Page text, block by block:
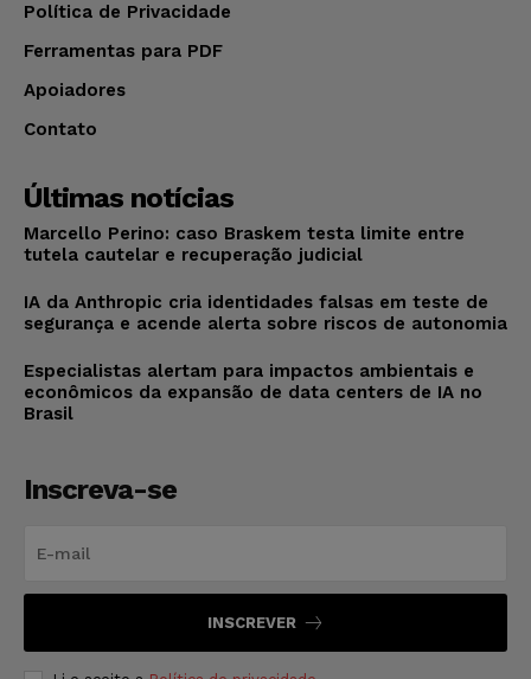
Política de Privacidade
Ferramentas para PDF
Apoiadores
Contato
Últimas notícias
Marcello Perino: caso Braskem testa limite entre
tutela cautelar e recuperação judicial
IA da Anthropic cria identidades falsas em teste de
segurança e acende alerta sobre riscos de autonomia
Especialistas alertam para impactos ambientais e
econômicos da expansão de data centers de IA no
Brasil
Inscreva-se
INSCREVER